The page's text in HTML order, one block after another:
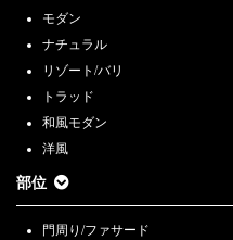
モダン
ナチュラル
リゾート/バリ
トラッド
和風モダン
洋風
部位
門周り/ファサード